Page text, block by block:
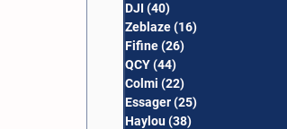
DJI (40)
Zeblaze(16)
Fifine(26)
QCY(44)
Colmi (22)
Essager(25)
Haylou(38)